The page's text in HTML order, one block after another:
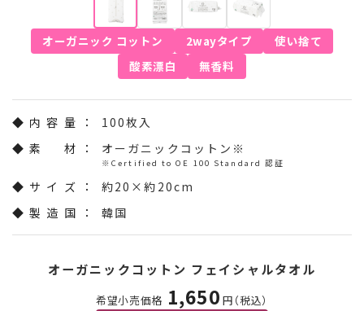
オーガニック コットン 2wayタイプ
使い捨て
酸素漂白
無香料
◆ 内 容 量 ：
100枚入
◆ 素 材 ：
オーガニックコットン※
※Certified to OE 100 Standard 認証
◆ サ イ ズ ：
約20×約20cm
◆ 製 造 国 ：
韓国
オーガニックコットン フェイシャルタオル
希望小売価格 1,650 円（税込）